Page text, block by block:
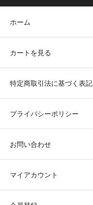
ホーム
カートを見る
特定商取引法に基づく表記
プライバシーポリシー
お問い合わせ
マイアカウント